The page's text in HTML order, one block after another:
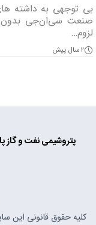
بی توجهی به داشته
صنعت سی‌ان‌جی بدون
لزوم…
۲ سال پیش
پتروشیمینفت و گاز
کلیه حقوق قانونی این